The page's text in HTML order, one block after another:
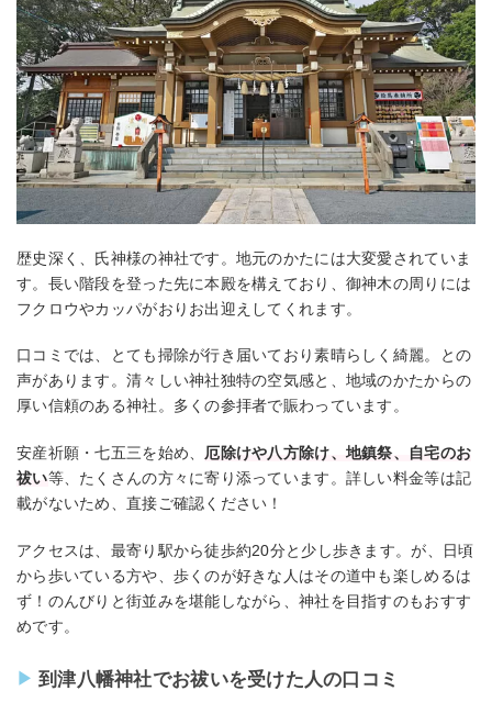
歴史深く、氏神様の神社です。地元のかたには大変愛されていま
す。長い階段を登った先に本殿を構えており、御神木の周りには
フクロウやカッパがおりお出迎えしてくれます。
口コミでは、とても掃除が行き届いており素晴らしく綺麗。との
声があります。清々しい神社独特の空気感と、地域のかたからの
厚い信頼のある神社。多くの参拝者で賑わっています。
安産祈願・七五三を始め、 厄除けや八方除け、地鎮祭、自宅のお
祓い等、たくさんの方々に寄り添っています。詳しい料金等は記
載がないため、直接ご確認ください！
アクセスは、最寄り駅から徒歩約20分と少し歩きます。が、日頃
から歩いている方や、歩くのが好きな人はその道中も楽しめるは
ず！のんびりと街並みを堪能しながら、神社を目指すのもおすす
めです。
到津八幡神社でお祓いを受けた人の口コミ